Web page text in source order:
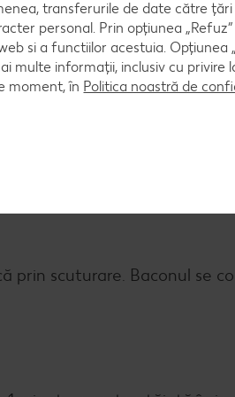
20 de minute și se lasă să
și se taie în șase
se subțiază (diametrul
prin scuturare. Baconul se
transferurile de date către
personal. Prin opțiunea
si a functiilor acestuia. Opțiunea
multe informații, inclusiv cu privire
moment, în Politica noastră de